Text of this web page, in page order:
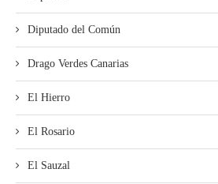
Diputado del Común
Drago Verdes Canarias
El Hierro
El Rosario
El Sauzal